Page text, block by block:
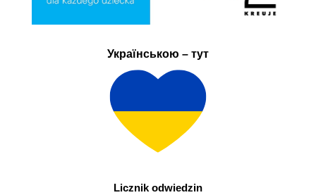
Українською – тут
Licznik odwiedzin